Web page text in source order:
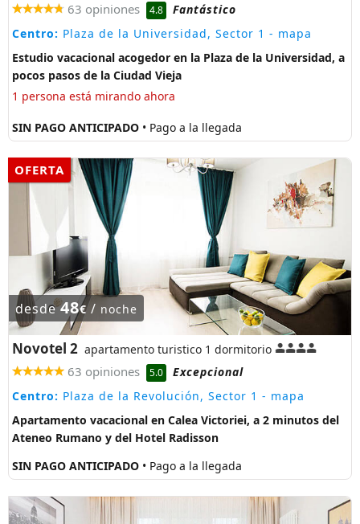
63 opiniones 4.8
Fantástico
Centro: Plaza de la Universidad, Sector 1 - mapa
Estudio vacacional acogedor en la Plaza de la Universidad, a
pocos pasos de la Ciudad Vieja
1 persona está mirando ahora
SIN PAGO ANTICIPADO • Pago a la llegada
OFERTA
desde48€/ noche
Novotel 2 apartamento turistico 1 dormitorio
63 opiniones 5.0
Excepcional
Centro: Plaza de la Revolución, Sector 1 - mapa
Apartamento vacacional en Calea Victoriei, a 2 minutos del
Ateneo Rumano y del Hotel Radisson
SIN PAGO ANTICIPADO • Pago a la llegada